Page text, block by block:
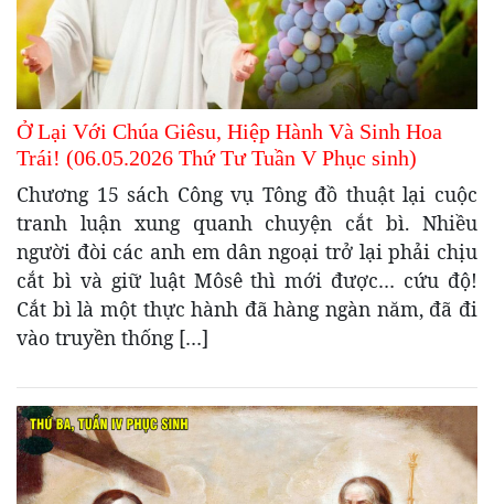
Ở Lại Với Chúa Giêsu, Hiệp Hành Và Sinh Hoa
Trái! (06.05.2026 Thứ Tư Tuần V Phục sinh)
Chương 15 sách Công vụ Tông đồ thuật lại cuộc
tranh luận xung quanh chuyện cắt bì. Nhiều
người đòi các anh em dân ngoại trở lại phải chịu
cắt bì và giữ luật Môsê thì mới được… cứu độ!
Cắt bì là một thực hành đã hàng ngàn năm, đã đi
vào truyền thống […]